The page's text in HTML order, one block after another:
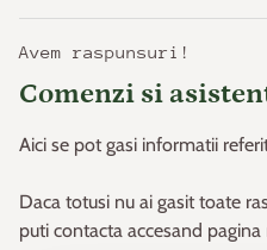
Zona 9 -6.6°C / -1.2°C
determina rezistenta
supravietui in locuri unde pot
Avem raspunsuri!
Comenzi si
Aici se pot gasi informatii
Daca totusi nu ai gasit toate
puti contacta accesand pagina